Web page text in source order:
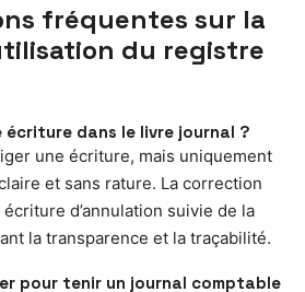
fréquentes sur la
du registre
écriture dans le livre journal ?
une écriture, mais uniquement
et sans rature. La correction
d’annulation suivie de la
la transparence et la traçabilité.
pour tenir un journal comptable